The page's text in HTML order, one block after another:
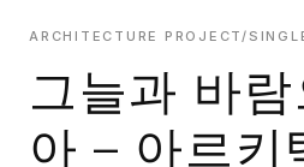
PLANS
INDEX
ARCHITECTURE PROJECT/
그늘과 바
아 – 아르키